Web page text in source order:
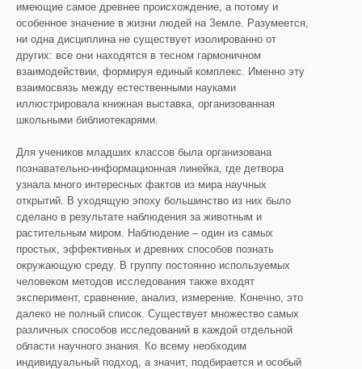
имеющие самое древнее происхождение, а потому и
особенное значение в жизни людей на Земле. Разумеется,
ни одна дисциплина не существует изолированно от
других: все они находятся в тесном гармоничном
взаимодействии, формируя единый комплекс. Именно эту
взаимосвязь между естественными науками
иллюстрировала книжная выставка, организованная
школьными библиотекарями.
Для учеников младших классов была организована
познавательно-информационная линейка, где детвора
узнала много интересных фактов из мира научных
открытий. В уходящую эпоху большинство из них было
сделано в результате наблюдения за животным и
растительным миром. Наблюдение – один из самых
простых, эффективных и древних способов познать
окружающую среду. В группу постоянно используемых
человеком методов исследования также входят
эксперимент, сравнение, анализ, измерение. Конечно, это
далеко не полный список. Существует множество самых
различных способов исследований в каждой отдельной
области научного знания. Ко всему необходим
индивидуальный подход, а значит, подбирается и особый